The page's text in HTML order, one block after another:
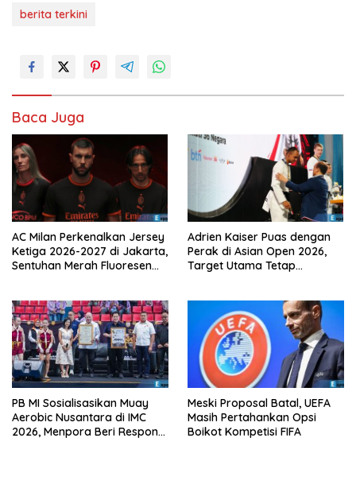
berita terkini
Baca Juga
AC Milan Perkenalkan Jersey
Ketiga 2026-2027 di Jakarta,
Sentuhan Merah Fluoresen
Adrien Kaiser Puas dengan
Perak di Asian Open 2026,
Target Utama Tetap
PB MI Sosialisasikan Muay
Aerobic Nusantara di IMC
2026, Menpora Beri Respons
Meski Proposal Batal, UEFA
Masih Pertahankan Opsi
Boikot Kompetisi FIFA